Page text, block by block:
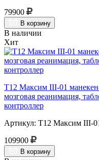
79900
В корзину
В наличии
Хит
Т12 Максим III-01
мозговая реанимация,
контроллер
Артикул: Т12 Максим III-
109900
В корзину